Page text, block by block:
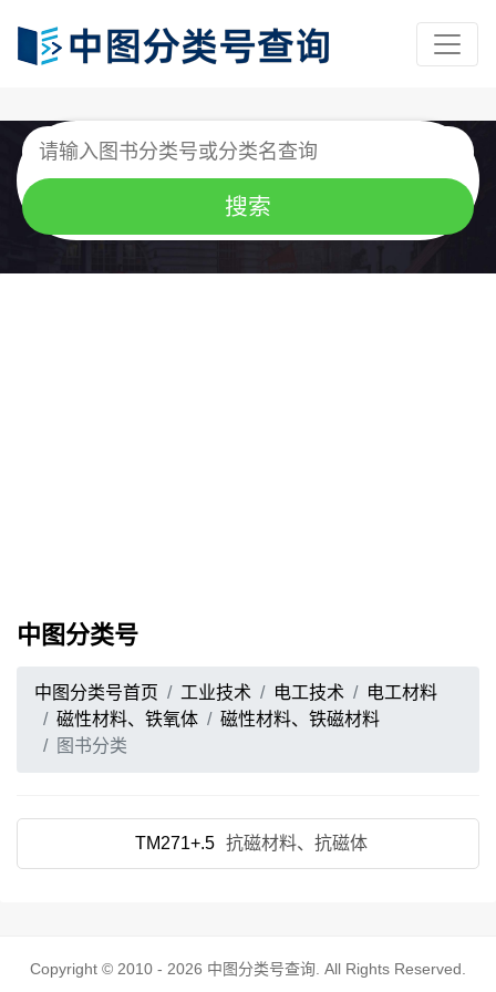
中图分类号
中图分类号首页 工业技术 电工技术
电工材料
磁性材料、铁氧体
磁性材料、铁磁材料
图书分类
TM271+.5 抗磁材料、抗磁体
Copyright © 2010 - 2026 中图分类号查询 . All Rights Reserved.